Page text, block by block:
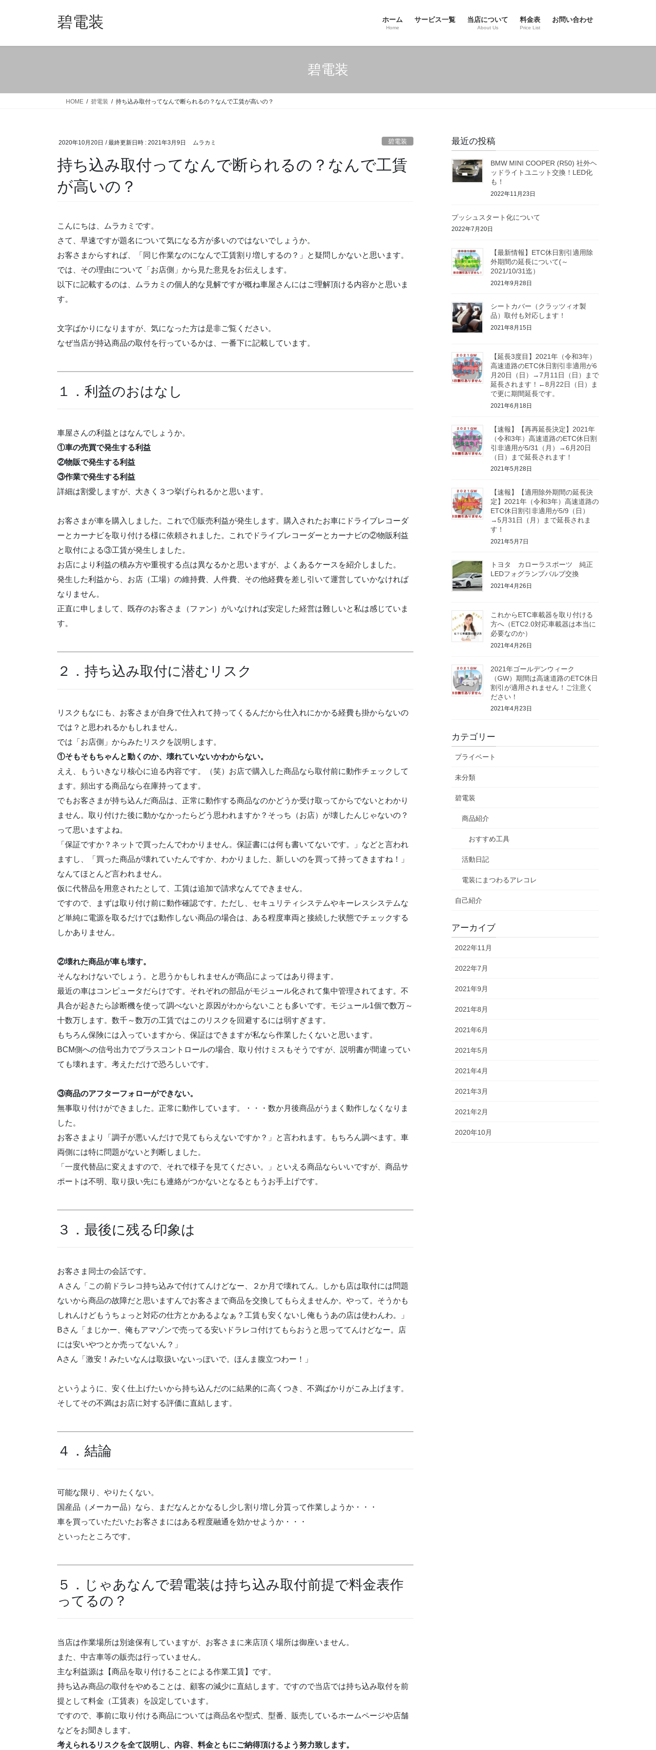
碧電装 ホーム
Home
サービス一覧 当店について
About Us
料金表
Price List
お問い合わせ
碧電装
HOME 碧電装 持ち込み取付ってなんで断られるの？なんで工賃が高いの？
2020年10月20日 / 最終更新日時 : 2021年3月9日 ムラカミ 碧電装
持ち込み取付ってなんで断られるの？なんで工賃
が高いの？
こんにちは、ムラカミです。
さて、早速ですが題名について気になる方が多いのではないでしょうか。
お客さまからすれば、「同じ作業なのになんで工賃割り増しするの？」と疑問しかないと思います。
では、その理由について「お店側」から見た意見をお伝えします。
以下に記載するのは、ムラカミの個人的な見解ですが概ね車屋さんにはご理解頂ける内容かと思いま
す。
文字ばかりになりますが、気になった方は是非ご覧ください。
なぜ当店が持込商品の取付を行っているかは、一番下に記載しています。
１．利益のおはなし
車屋さんの利益とはなんでしょうか。
①車の売買で発生する利益
②物販で発生する利益
③作業で発生する利益
詳細は割愛しますが、大きく３つ挙げられるかと思います。
お客さまが車を購入しました。これで①販売利益が発生します。購入されたお車にドライブレコーダ
ーとカーナビを取り付ける様に依頼されました。これでドライブレコーダーとカーナビの②物販利益
と取付による③工賃が発生しました。
お店により利益の積み方や重視する点は異なるかと思いますが、よくあるケースを紹介しました。
発生した利益から、お店（工場）の維持費、人件費、その他経費を差し引いて運営していかなければ
なりません。
正直に申しまして、既存のお客さま（ファン）がいなければ安定した経営は難しいと私は感じていま
す。
２．持ち込み取付に潜むリスク
リスクもなにも、お客さまが自身で仕入れて持ってくるんだから仕入れにかかる経費も掛からないの
では？と思われるかもしれません。
では「お店側」からみたリスクを説明します。
①そもそもちゃんと動くのか、壊れていないかわからない。
ええ、もういきなり核心に迫る内容です。（笑）お店で購入した商品なら取付前に動作チェックして
ます。頻出する商品なら在庫持ってます。
でもお客さまが持ち込んだ商品は、正常に動作する商品なのかどうか受け取ってからでないとわかり
ません。取り付けた後に動かなかったらどう思われますか？そっち（お店）が壊したんじゃないの？
って思いますよね。
「保証ですか？ネットで買ったんでわかりません。保証書には何も書いてないです。」などと言われ
ますし、「買った商品が壊れていたんですか、わかりました、新しいのを買って持ってきますね！」
なんてほとんど言われません。
仮に代替品を用意されたとして、工賃は追加で請求なんてできません。
ですので、まずは取り付け前に動作確認です。ただし、セキュリティシステムやキーレスシステムな
ど単純に電源を取るだけでは動作しない商品の場合は、ある程度車両と接続した状態でチェックする
しかありません。
②壊れた商品が車も壊す。
そんなわけないでしょう。と思うかもしれませんが商品によってはあり得ます。
最近の車はコンピュータだらけです。それぞれの部品がモジュール化されて集中管理されてます。不
具合が起きたら診断機を使って調べないと原因がわからないことも多いです。モジュール1個で数万～
十数万します。数千～数万の工賃ではこのリスクを回避するには弱すぎます。
もちろん保険には入っていますから、保証はできますが私なら作業したくないと思います。
BCM側への信号出力でプラスコントロールの場合、取り付けミスもそうですが、説明書が間違ってい
ても壊れます。考えただけで恐ろしいです。
③商品のアフターフォローができない。
無事取り付けができました。正常に動作しています。・・・数か月後商品がうまく動作しなくなりま
した。
お客さまより「調子が悪いんだけで見てもらえないですか？」と言われます。もちろん調べます。車
両側には特に問題がないと判断しました。
「一度代替品に変えますので、それで様子を見てください。」といえる商品ならいいですが、商品サ
ポートは不明、取り扱い先にも連絡がつかないとなるともうお手上げです。
３．最後に残る印象は
お客さま同士の会話です。
Ａさん「この前ドラレコ持ち込みで付けてんけどなー、２か月で壊れてん。しかも店は取付には問題
ないから商品の故障だと思いますんでお客さまで商品を交換してもらえませんか。やって。そうかも
しれんけどもうちょっと対応の仕方とかあるよなぁ？工賃も安くないし俺もうあの店は使わんわ。」
Bさん「まじかー、俺もアマゾンで売ってる安いドラレコ付けてもらおうと思っててんけどなー。店
には安いやつとか売ってないん？」
Aさん「激安！みたいなんは取扱いないっぽいで。ほんま腹立つわー！」
というように、安く仕上げたいから持ち込んだのに結果的に高くつき、不満ばかりがこみ上げます。
そしてその不満はお店に対する評価に直結します。
４．結論
可能な限り、やりたくない。
国産品（メーカー品）なら、まだなんとかなるし少し割り増し分貰って作業しようか・・・
車を買っていただいたお客さまにはある程度融通を効かせようか・・・
といったところです。
５．じゃあなんで碧電装は持ち込み取付前提で料金表作
ってるの？
当店は作業場所は別途保有していますが、お客さまに来店頂く場所は御座いません。
また、中古車等の販売は行っていません。
主な利益源は【商品を取り付けることによる作業工賃】です。
持ち込み商品の取付をやめることは、顧客の減少に直結します。ですので当店では持ち込み取付を前
提として料金（工賃表）を設定しています。
ですので、事前に取り付ける商品については商品名や型式、型番、販売しているホームページや店舗
などをお聞きします。
考えられるリスクを全て説明し、内容、料金ともにご納得頂けるよう努力致します。
最近の投稿
BMW MINI COOPER (R50) 社外ヘ
ッドライトユニット交換！LED化
も！
2022年11月23日
プッシュスタート化について
2022年7月20日
【最新情報】ETC休日割引適用除
外期間の延長について(～
2021/10/31迄）
2021年9月28日
シートカバー（クラッツィオ製
品）取付も対応します！
2021年8月15日
【延長3度目】2021年（令和3年）
高速道路のETC休日割引非適用が6
月20日（日）→7月11日（日）まで
延長されます！←8月22日（日）ま
で更に期間延長です。
2021年6月18日
【速報】【再再延長決定】2021年
（令和3年）高速道路のETC休日割
引非適用が5/31（月）→6月20日
（日）まで延長されます！
2021年5月28日
【速報】【適用除外期間の延長決
定】2021年（令和3年）高速道路の
ETC休日割引非適用が5/9（日）
→5月31日（月）まで延長されま
す！
2021年5月7日
トヨタ カローラスポーツ 純正
LEDフォグランプバルブ交換
2021年4月26日
これからETC車載器を取り付ける
方へ（ETC2.0対応車載器は本当に
必要なのか）
2021年4月26日
2021年ゴールデンウィーク
（GW）期間は高速道路のETC休日
割引が適用されません！ご注意く
ださい！
2021年4月23日
カテゴリー
プライベート
未分類
碧電装
商品紹介
おすすめ工具
活動日記
電装にまつわるアレコレ
自己紹介
アーカイブ
2022年11月
2022年7月
2021年9月
2021年8月
2021年6月
2021年5月
2021年4月
2021年3月
2021年2月
2020年10月